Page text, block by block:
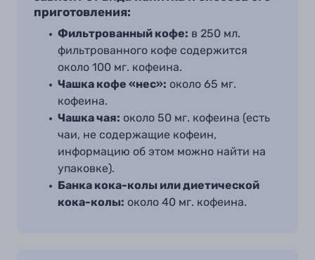
приготовления:
Фильтрованный кофе: в 250 мл.
фильтрованного кофе содержится
около 100 мг. кофеина.
Чашка кофе «нес»: около 65 мг.
кофеина.
Чашка чая: около 50 мг. кофеина (есть
чаи, не содержащие кофеин,
информацию об этом можно найти на
упаковке).
Банка кока-колы или диетической
кока-колы: около 40 мг. кофеина.